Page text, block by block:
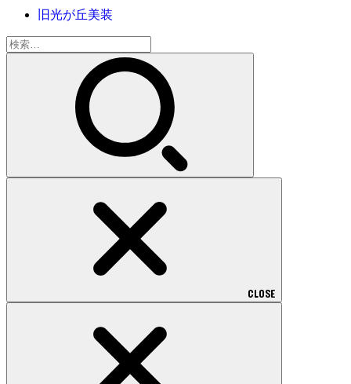
旧光が丘美装
検
索:
CLOSE